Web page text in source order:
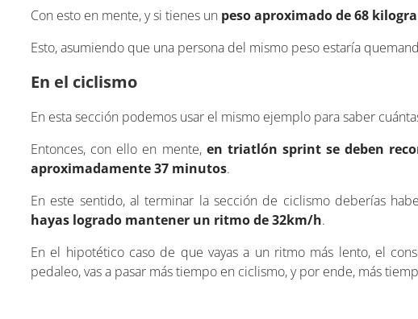
Con esto en mente, y si tienes un peso aproximado de 68
Esto, asumiendo que una persona del mismo peso estaría
En el ciclismo
En esta sección podemos usar el mismo ejemplo para saber
Entonces, con ello en mente, en triatlón sprint se deben
aproximadamente 37 minutos.
En este sentido, al terminar la sección de ciclismo deberías
hayas logrado mantener un ritmo de 32km/h.
En el hipotético caso de que vayas a un ritmo más lento, el
pedaleo, vas a pasar más tiempo en ciclismo, y por ende, más